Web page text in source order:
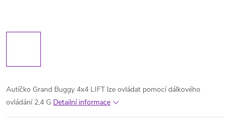
Autíčko Grand Buggy 4x4 LIFT lze ovládat pomocí dálkového
ovládání 2,4 G Detailní informace